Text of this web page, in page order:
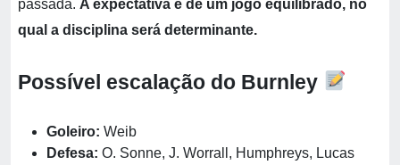
passada. A expectativa é de um jogo equilibrado, no
qual a disciplina será determinante.
Possível escalação do Burnley
Goleiro: Weib
Defesa: O. Sonne, J. Worrall, Humphreys, Lucas